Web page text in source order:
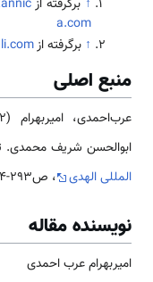
↑ برگرفته از
a.com
↑ برگرفته از
منبع اصلی
عرب‌احمدی، امیربهرام (1392). جامعه و فرهنگ
ابوالحسن شریف محمدی.
المللی الهدی
، ص293-294.
نویسنده مقاله
امیربهرام عرب احمدی